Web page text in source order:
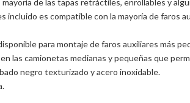
de las tapas retráctiles, enrollables y
incluido es compatible con la mayoría de faros
para montaje de faros auxiliares más
las camionetas medianas y pequeñas que
negro texturizado y acero inoxidable.